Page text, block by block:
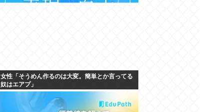
女性「そうめん作るのは大変。簡単とか言ってる
奴はエアプ」